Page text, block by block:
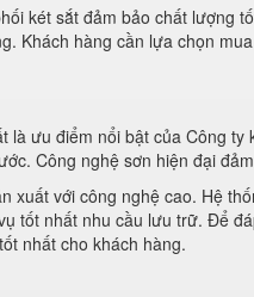
két sắt đảm bảo chất lượng
Khách hàng cần lựa chọn
ưu điểm nổi bật của Công
Công nghệ sơn hiện đại
xuất với công nghệ cao. Hệ
tốt nhất nhu cầu lưu trữ. Để
nhất cho khách hàng.